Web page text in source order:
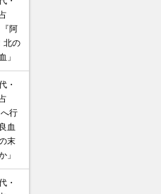
逆転できる候補3頭！と絶
阿
北の
」
・
行
血
末
」
・